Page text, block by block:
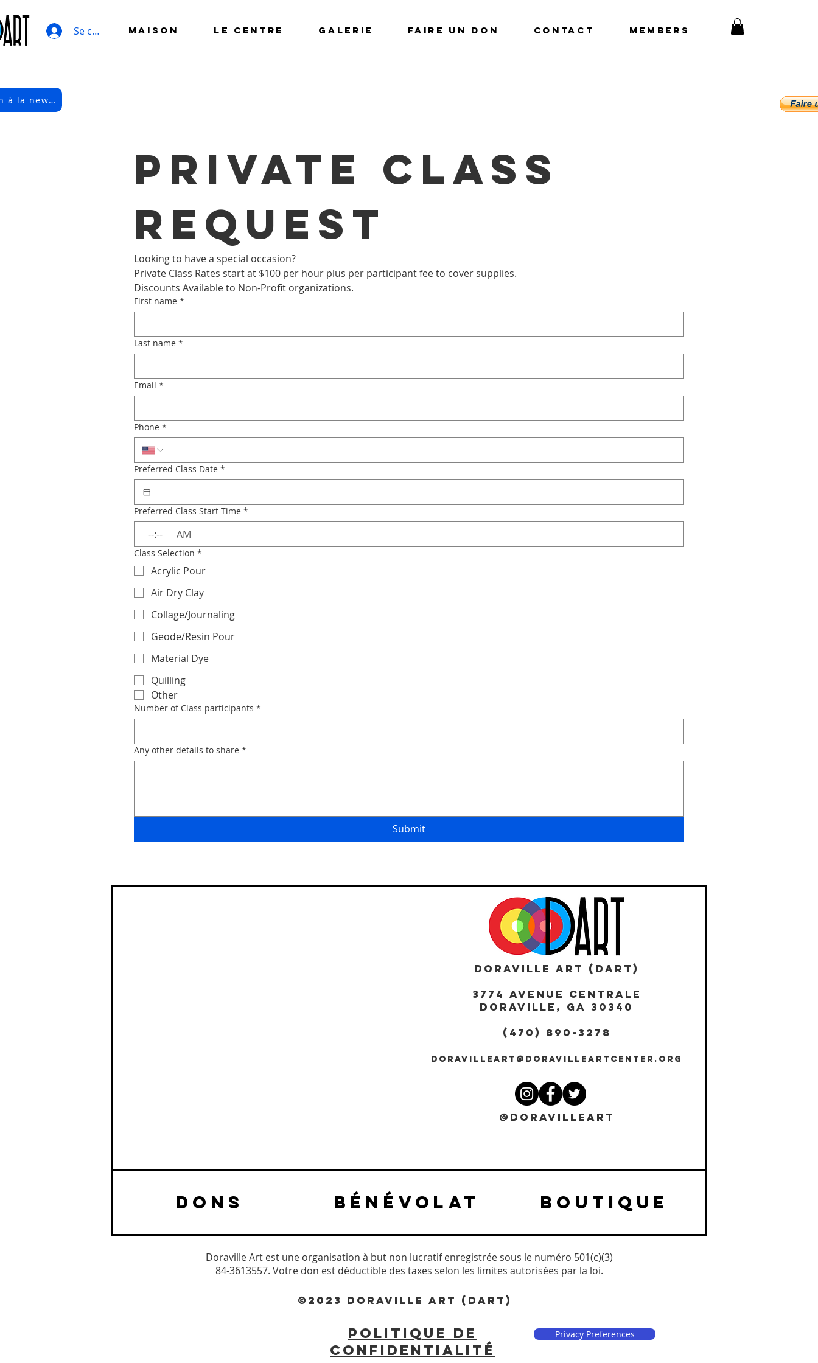
Se connecterMAISON LE CENTRE GALERIE FAIRE UN DON CONTACT Members
Inscription à la newsletter électronique
Private Class
Request
Looking to have a special occasion?
Private Class Rates start at $100 per hour plus per participant fee to cover supplies.
Discounts Available to Non-Profit organizations.
First name *
Last name *
Email *
Phone *
Preferred Class Date *
Preferred Class Start Time *
: AM
Class Selection *
Acrylic Pour
Air Dry Clay
Collage/Journaling
Geode/Resin Pour
Material Dye
Quilling
Other
Number of Class participants *
Any other details to share *
Submit
DORAVILLE ART (DART)
3774 AVENUE CENTRALE
DORAVILLE, GA 30340
(470) 890-3278
DORAVILLEART@DORAVILLEARTCENTER.ORG
@DORAVILLEART
DONS BÉNÉVOLAT BOUTIQUE
Doraville Art est une organisation à but non lucratif enregistrée sous le numéro 501(c)(3)
84-3613557. Votre don est déductible des taxes selon les limites autorisées par la loi.
©2023 DORAVILLE ART (DART)
POLITIQUE DE
CONFIDENTIALITÉ
Privacy Preferences